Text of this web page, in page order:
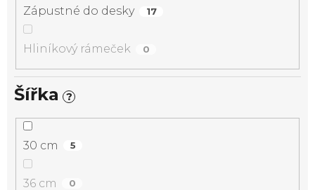
Zápustné do desky 17
Hliníkový rámeček 0
Šířka ?
30 cm 5
36 cm 0